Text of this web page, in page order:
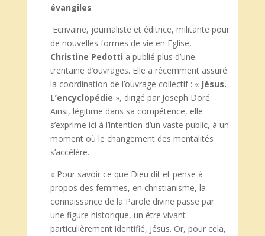
évangiles
Ecrivaine, journaliste et éditrice, militante pour
de nouvelles formes de vie en Eglise,
Christine Pedotti a publié plus d’une
trentaine d’ouvrages. Elle a récemment assuré
la coordination de l’ouvrage collectif : « Jésus.
L’encyclopédie », dirigé par Joseph Doré.
Ainsi, légitime dans sa compétence, elle
s’exprime ici à l’intention d’un vaste public, à un
moment où le changement des mentalités
s’accélère.
« Pour savoir ce que Dieu dit et pense à
propos des femmes, en christianisme, la
connaissance de la Parole divine passe par
une figure historique, un être vivant
particulièrement identifié, Jésus. Or, pour cela,